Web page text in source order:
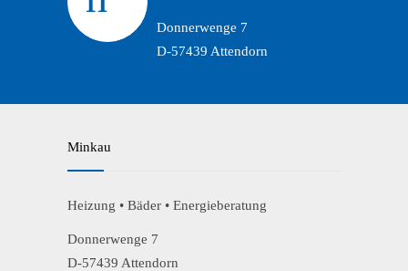
Donnerwenge 7
D-57439 Attendorn
Minkau
Heizung • Bäder • Energieberatung
Donnerwenge 7
D-57439 Attendorn